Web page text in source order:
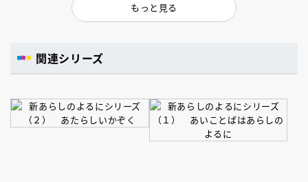
もっと見る
関連シリーズ